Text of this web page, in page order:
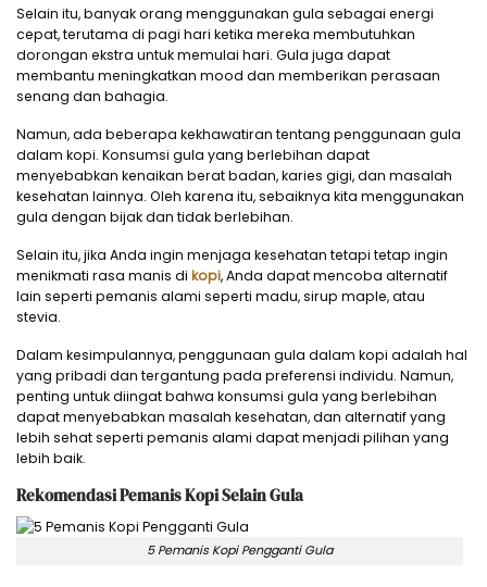
Selain itu, banyak orang menggunakan gula sebagai energi
cepat, terutama di pagi hari ketika mereka membutuhkan
dorongan ekstra untuk memulai hari. Gula juga dapat
membantu meningkatkan mood dan memberikan perasaan
senang dan bahagia.
Namun, ada beberapa kekhawatiran tentang penggunaan gula
dalam kopi. Konsumsi gula yang berlebihan dapat
menyebabkan kenaikan berat badan, karies gigi, dan masalah
kesehatan lainnya. Oleh karena itu, sebaiknya kita menggunakan
gula dengan bijak dan tidak berlebihan.
Selain itu, jika Anda ingin menjaga kesehatan tetapi tetap ingin
menikmati rasa manis di kopi, Anda dapat mencoba alternatif
lain seperti pemanis alami seperti madu, sirup maple, atau
stevia.
Dalam kesimpulannya, penggunaan gula dalam kopi adalah hal
yang pribadi dan tergantung pada preferensi individu. Namun,
penting untuk diingat bahwa konsumsi gula yang berlebihan
dapat menyebabkan masalah kesehatan, dan alternatif yang
lebih sehat seperti pemanis alami dapat menjadi pilihan yang
lebih baik.
Rekomendasi Pemanis Kopi Selain Gula
5 Pemanis Kopi Pengganti Gula